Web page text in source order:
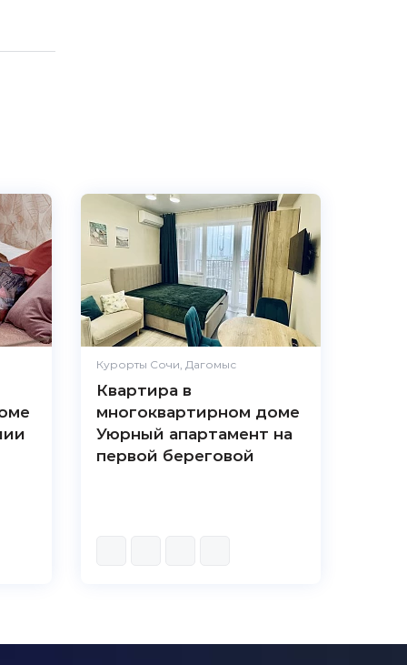
Курорты Сочи, Дагомыс
Квартира в
многоквартирном доме
Уюрный апартамент на
первой береговой